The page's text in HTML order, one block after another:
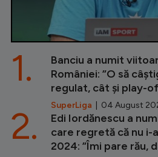
Banciu a numit
României: ”O să
regulat, cât și play-
SuperLiga | 04 August
1.
Edi Iordănescu a
care regretă că nu i-
2024: ”Îmi pare rău,
2.